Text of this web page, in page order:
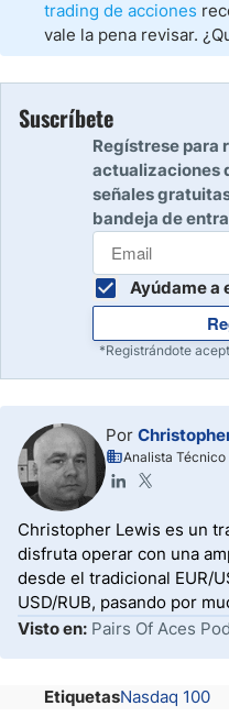
trading de acciones
vale la pena revisar.
Suscríbete
Regístrese para
actualizaciones
señales
bandeja de
Ayúdame a
*Registrándote
Por
Analista Técnico
Christopher Lewis es un
disfruta operar con una
desde el tradicional EUR/
USD/RUB, pasando por
Visto en: Pairs Of Aces
EtiquetasNasdaq 100